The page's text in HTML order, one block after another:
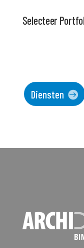
Selecteer
Diensten